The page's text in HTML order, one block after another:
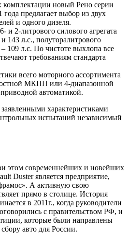
комплектации новый Рено серии
года предлагает выбор из двух
и одного дизеля.
и 2-литрового силового агрегата
143 л.с., полуторалитрового
– 109 л.с. По чистоте выхлопа все
требованиям стандарта
всего моторного ассортимента
МКПП или 4-диапазонной
автоматикой.
характеристиками
испытаний независимый
этом современнейших и новейших
Duster является предприятие,
А активную свою
прямо в столице. История
в 2011г., когда руководители
с правительством РФ, и
которые были направлены
авто для России.